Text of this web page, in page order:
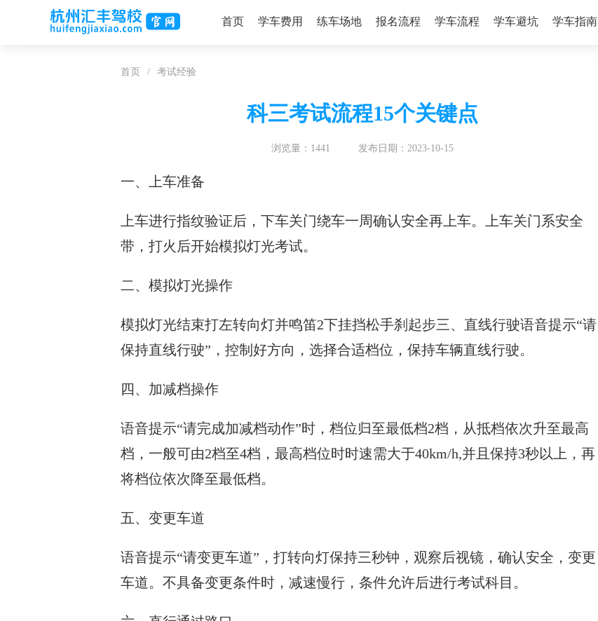
首页 学车费用 练车场地 报名流程 学车流程 学车避坑 学车指南
首页 / 考试经验
科三考试流程15个关键点
浏览量：1441 发布日期：2023-10-15
一、上车准备
上车进行指纹验证后，下车关门绕车一周确认安全再上车。上车关门系安全
带，打火后开始模拟灯光考试。
二、模拟灯光操作
模拟灯光结束打左转向灯并鸣笛2下挂挡松手刹起步三、直线行驶语音提示“请
保持直线行驶”，控制好方向，选择合适档位，保持车辆直线行驶。
四、加减档操作
语音提示“请完成加减档动作”时，档位归至最低档2档，从抵档依次升至最高
档，一般可由2档至4档，最高档位时时速需大于40km/h,并且保持3秒以上，再
将档位依次降至最低档。
五、变更车道
语音提示“请变更车道”，打转向灯保持三秒钟，观察后视镜，确认安全，变更
车道。不具备变更条件时，减速慢行，条件允许后进行考试科目。